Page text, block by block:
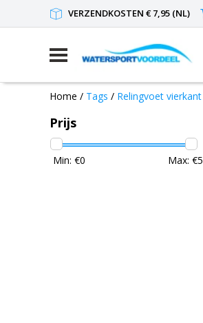
VERZENDKOSTEN € 7,95 (NL)
Home / Tags / Relingvoet vierkant
Prijs
Min: €0 Max: €5